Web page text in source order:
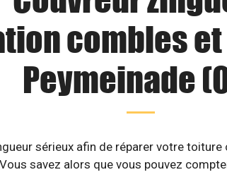
combles
Peymeinade
sérieux afin de réparer votre
Vous savez alors que vous pouvez